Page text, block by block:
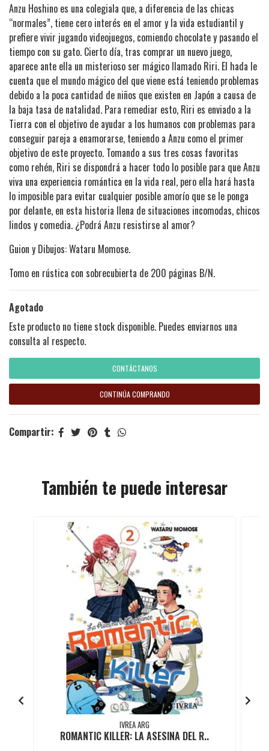
Anzu Hoshino es una colegiala que, a diferencia de las chicas
“normales”, tiene cero interés en el amor y la vida estudiantil y
prefiere vivir jugando videojuegos, comiendo chocolate y pasando el
tiempo con su gato. Cierto día, tras comprar un nuevo juego,
aparece ante ella un misterioso ser mágico llamado Riri. El hada le
cuenta que el mundo mágico del que viene está teniendo problemas
debido a la poca cantidad de niños que existen en Japón a causa de
la baja tasa de natalidad. Para remediar esto, Riri es enviado a la
Tierra con el objetivo de ayudar a los humanos con problemas para
conseguir pareja a enamorarse, teniendo a Anzu como el primer
objetivo de este proyecto. Tomando a sus tres cosas favoritas
como rehén, Riri se dispondrá a hacer todo lo posible para que Anzu
viva una experiencia romántica en la vida real, pero ella hará hasta
lo imposible para evitar cualquier posible amorío que se le ponga
por delante, en esta historia llena de situaciones incomodas, chicos
lindos y comedia. ¿Podrá Anzu resistirse al amor?
Guion y Dibujos: Wataru Momose.
Tomo en rústica con sobrecubierta de 200 páginas B/N.
Agotado
Este producto no tiene stock disponible. Puedes enviarnos una
consulta al respecto.
CONTÁCTANOS
CONTINÚA COMPRANDO
Compartir:
También te puede interesar
IVREA ARG
ROMANTIC KILLER: LA ASESINA DEL R..